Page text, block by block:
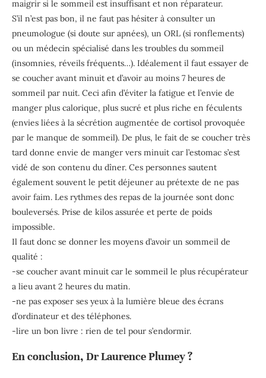
maigrir si le sommeil est insuffisant et non réparateur.
S’il n’est pas bon, il ne faut pas hésiter à consulter un
pneumologue (si doute sur apnées), un ORL (si ronflements)
ou un médecin spécialisé dans les troubles du sommeil
(insomnies, réveils fréquents…). Idéalement il faut essayer de
se coucher avant minuit et d’avoir au moins 7 heures de
sommeil par nuit. Ceci afin d’éviter la fatigue et l’envie de
manger plus calorique, plus sucré et plus riche en féculents
(envies liées à la sécrétion augmentée de cortisol provoquée
par le manque de sommeil). De plus, le fait de se coucher très
tard donne envie de manger vers minuit car l’estomac s’est
vidé de son contenu du dîner. Ces personnes sautent
également souvent le petit déjeuner au prétexte de ne pas
avoir faim. Les rythmes des repas de la journée sont donc
bouleversés. Prise de kilos assurée et perte de poids
impossible.
Il faut donc se donner les moyens d’avoir un sommeil de
qualité :
-se coucher avant minuit car le sommeil le plus récupérateur
a lieu avant 2 heures du matin.
-ne pas exposer ses yeux à la lumière bleue des écrans
d’ordinateur et des téléphones.
-lire un bon livre : rien de tel pour s’endormir.
En conclusion, Dr Laurence Plumey ?